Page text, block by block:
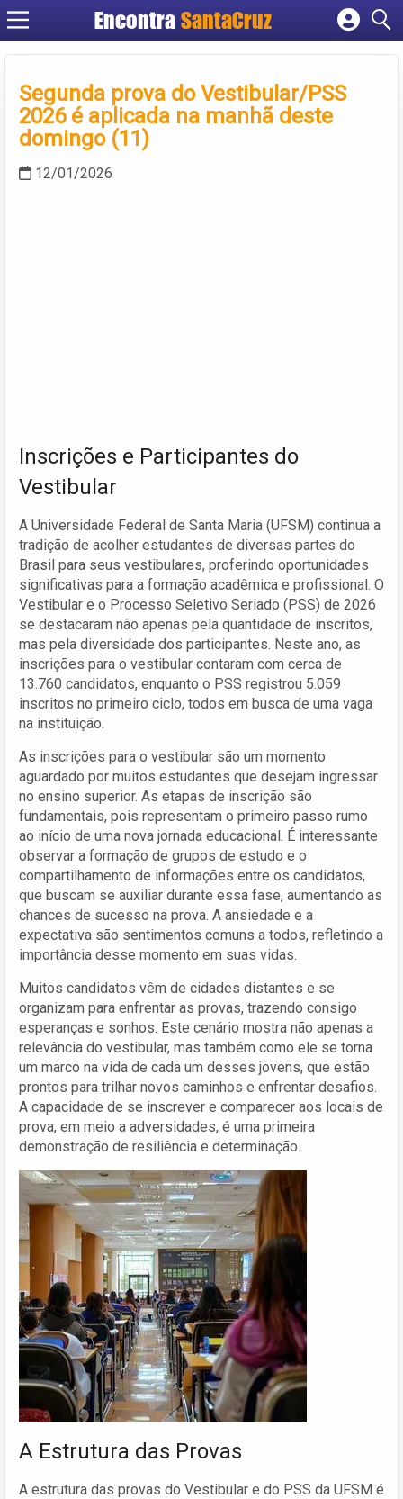
Encontra
Cadastrar empresa
Criar conta
Segunda prova do Vestibular/PSS
2026 é aplicada na manhã deste
domingo (11)
12/01/2026
Inscrições e Participantes do
Vestibular
A Universidade Federal de Santa Maria (UFSM) continua a
tradição de acolher estudantes de diversas partes do
Brasil para seus vestibulares, proferindo oportunidades
significativas para a formação acadêmica e profissional. O
Vestibular e o Processo Seletivo Seriado (PSS) de 2026
se destacaram não apenas pela quantidade de inscritos,
mas pela diversidade dos participantes. Neste ano, as
inscrições para o vestibular contaram com cerca de
13.760 candidatos, enquanto o PSS registrou 5.059
inscritos no primeiro ciclo, todos em busca de uma vaga
na instituição.
As inscrições para o vestibular são um momento
aguardado por muitos estudantes que desejam ingressar
no ensino superior. As etapas de inscrição são
fundamentais, pois representam o primeiro passo rumo
ao início de uma nova jornada educacional. É interessante
observar a formação de grupos de estudo e o
compartilhamento de informações entre os candidatos,
que buscam se auxiliar durante essa fase, aumentando as
chances de sucesso na prova. A ansiedade e a
expectativa são sentimentos comuns a todos, refletindo a
importância desse momento em suas vidas.
Muitos candidatos vêm de cidades distantes e se
organizam para enfrentar as provas, trazendo consigo
esperanças e sonhos. Este cenário mostra não apenas a
relevância do vestibular, mas também como ele se torna
um marco na vida de cada um desses jovens, que estão
prontos para trilhar novos caminhos e enfrentar desafios.
A capacidade de se inscrever e comparecer aos locais de
prova, em meio a adversidades, é uma primeira
demonstração de resiliência e determinação.
A Estrutura das Provas
A estrutura das provas do Vestibular e do PSS da UFSM é